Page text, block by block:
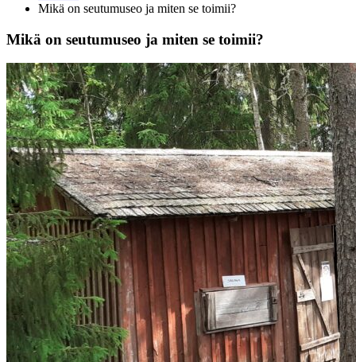
Mikä on seutumuseo ja miten se toimii?
Mikä on seutumuseo ja miten se toimii?